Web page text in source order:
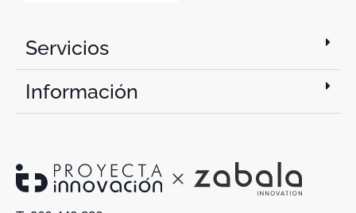
Servicios
Información